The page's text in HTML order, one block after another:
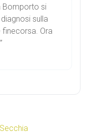
Bomporto si
sulla
finecorsa. Ora